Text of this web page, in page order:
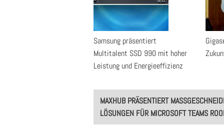
Samsung präsentiert
Multitalent SSD 990 mit hoher
Leistung und Energieeffizienz
Post
navigation
MAXHUB PRÄSENTIERT
ÖSUNGEN FÜR MICROSOFT TEAMS